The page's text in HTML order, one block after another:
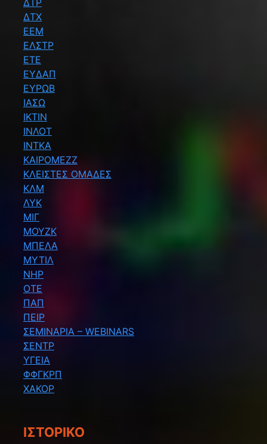
ΔΤΡ
ΔΤΧ
ΕΕΜ
ΕΛΣΤΡ
ΕΤΕ
ΕΥΔΑΠ
ΕΥΡΩΒ
ΙΑΣΩ
ΙΚΤΙΝ
ΙΝΛΟΤ
ΙΝΤΚΑ
ΚΑΙΡΟΜΕΖΖ
ΚΛΕΙΣΤΕΣ ΟΜΑΔΕΣ
ΚΛΜ
ΛΥΚ
ΜΙΓ
ΜΟΥΖΚ
ΜΠΕΛΑ
ΜΥΤΙΛ
ΝΗΡ
ΟΤΕ
ΠΑΠ
ΠΕΙΡ
ΣΕΜΙΝΑΡΙΑ – WEBINARS
ΣΕΝΤΡ
ΥΓΕΙΑ
ΦΦΓΚΡΠ
ΧΑΚΟΡ
ΙΣΤΟΡΙΚΌ